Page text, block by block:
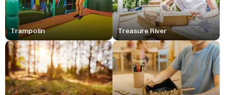
Trampolin Treasure River